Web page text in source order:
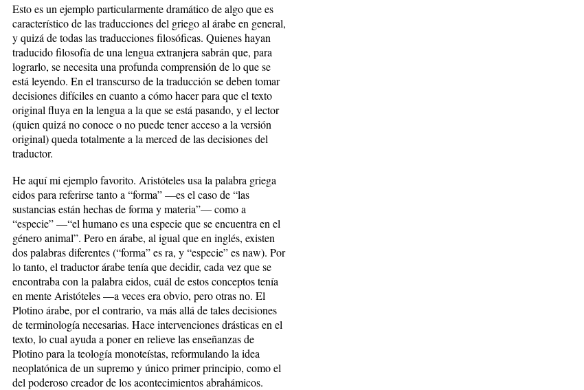
Esto es un ejemplo particularmente dramático de algo que es
característico de las traducciones del griego al árabe en general,
y quizá de todas las traducciones filosóficas. Quienes hayan
traducido filosofía de una lengua extranjera sabrán que, para
lograrlo, se necesita una profunda comprensión de lo que se
está leyendo. En el transcurso de la traducción se deben tomar
decisiones difíciles en cuanto a cómo hacer para que el texto
original fluya en la lengua a la que se está pasando, y el lector
(quien quizá no conoce o no puede tener acceso a la versión
original) queda totalmente a la merced de las decisiones del
traductor.
He aquí mi ejemplo favorito. Aristóteles usa la palabra griega
eidos para referirse tanto a “forma” —es el caso de “las
sustancias están hechas de forma y materia”— como a
“especie” —“el humano es una especie que se encuentra en el
género animal”. Pero en árabe, al igual que en inglés, existen
dos palabras diferentes (“forma” es ra, y “especie” es naw). Por
lo tanto, el traductor árabe tenía que decidir, cada vez que se
encontraba con la palabra eidos, cuál de estos conceptos tenía
en mente Aristóteles —a veces era obvio, pero otras no. El
Plotino árabe, por el contrario, va más allá de tales decisiones
de terminología necesarias. Hace intervenciones drásticas en el
texto, lo cual ayuda a poner en relieve las enseñanzas de
Plotino para la teología monoteístas, reformulando la idea
neoplatónica de un supremo y único primer principio, como el
del poderoso creador de los acontecimientos abrahámicos.